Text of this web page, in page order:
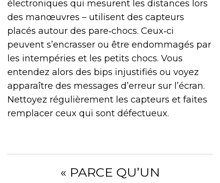
électroniques qui mesurent les distances lors
des manœuvres – utilisent des capteurs
placés autour des pare‑chocs. Ceux‑ci
peuvent s’encrasser ou être endommagés par
les intempéries et les petits chocs. Vous
entendez alors des bips injustifiés ou voyez
apparaître des messages d’erreur sur l’écran.
Nettoyez régulièrement les capteurs et faites
remplacer ceux qui sont défectueux.
« PARCE QU’UN